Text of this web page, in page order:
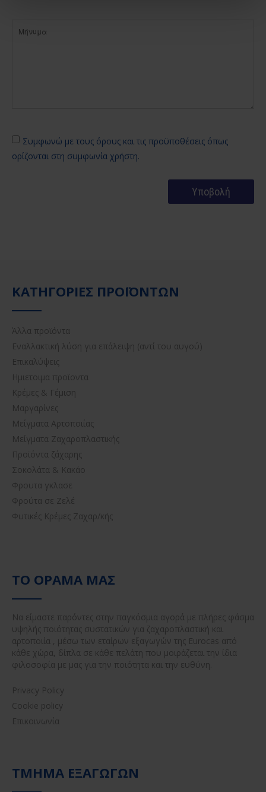
Συμφωνώ με τους όρους και τις προϋποθέσεις όπως
ορίζονται στη συμφωνία χρήστη.
ΚΑΤΗΓΟΡΊΕΣ ΠΡΟΪΌΝΤΩΝ
Άλλα προϊόντα
Εναλλακτική λύση για επάλειψη (αντί του αυγού)
Επικαλύψεις
Ημιετοιμα προϊοντα
Κρέμες & Γέμιση
Μαργαρίνες
Μείγματα Αρτοποιίας
Μείγματα Ζαχαροπλαστικής
Προϊόντα ζάχαρης
Σοκολάτα & Κακάο
Φρουτα γκλασε
Φρούτα σε Ζελέ
Φυτικές Κρέμες Ζαχαρ/κής
ΤΟ ΌΡΑΜΆ ΜΑΣ
Να είμαστε παρόντες στην παγκόσμια αγορά με πλήρες φάσμα
υψηλής ποιότητας συστατικών για ζαχαροπλαστική και
αρτοποιία , μέσω των εταίρων εξαγωγών της Eurocas από
κάθε χώρα, δίπλα σε κάθε πελάτη που μοιράζεται την ίδια
φιλοσοφία με μας για την ποιότητα και την ευθύνη.
Privacy Policy
Cookie policy
Επικοινωνία
ΤΜΉΜΑ ΕΞΑΓΩΓΏΝ